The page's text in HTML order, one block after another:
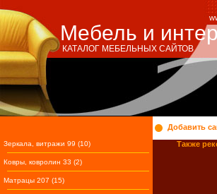
Мебель и
КАТАЛОГ МЕБЕЛЬНЫХ САЙТОВ
Зеркала, витражи 99 (10)
Ковры, ковролин 33 (2)
Матрацы 207 (15)
Добавить
Также